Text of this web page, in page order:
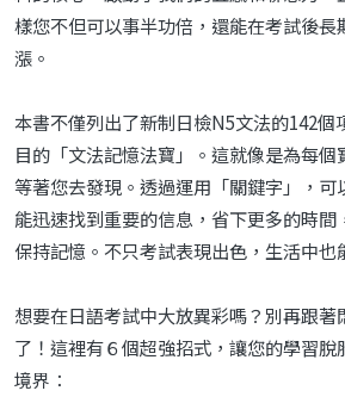
樣您不但可以事半功倍，還能在考試後
漲。
本書不僅列出了新制日檢N5文法的142個
目的「文法記憶法寶」。這就像是為每個
等著您去發現。透過運用「關鍵字」，可
能迅速找到重要的信息，省下更多的時
保持記憶。不只考試表現出色，生活中也
想要在日語考試中大放異彩嗎？別再跟
了！這裡有６個超強招式，讓您的學習
境界：